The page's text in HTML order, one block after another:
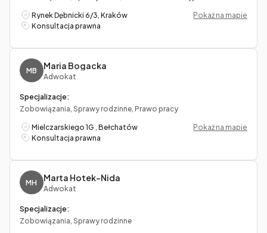
Rynek Dębnicki 6/3, Kraków
Pokaż na mapie
Konsultacja prawna
MB Maria Bogacka
Adwokat
Specjalizacje:
Zobowiązania, Sprawy rodzinne, Prawo pracy
Mielczarskiego 1G , Bełchatów
Pokaż na mapie
Konsultacja prawna
MH Marta Hotek-Nida
Adwokat
Specjalizacje:
Zobowiązania, Sprawy rodzinne